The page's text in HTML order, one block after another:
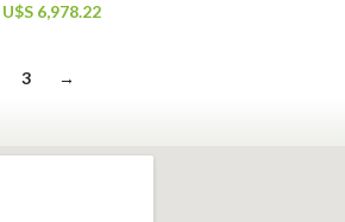
U$S 6,978.22
3 →